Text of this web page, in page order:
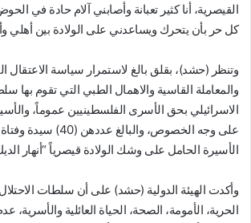
القيصرية، أنا كثير تعبانة وأصابني آلام حادة في
كل حر بأن يتحرك ويساعدني على الولادة بين أهلي
وتنظر (حشد)، بقلق بالغ لاستمرار سياسة الاعتقال
والمعاملة القاسية والاهمال الطبي التي تقوم بها
الاسرائيلي بحق الأسرى الفلسطينيين عموماً،
الأسيرة الحامل على وشك الولادة قيصرياً “أنهار
وأكدت الهيئة الدولية (حشد) على أن سلطات
الحرية، الأمومة، الصحة، الحياة العائلية والأسرية،